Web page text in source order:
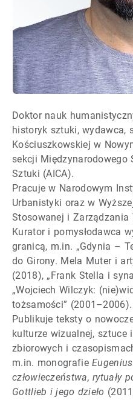
Doktor nauk
historyk sztuki, wydawca,
Kościuszkowskiej w
sekcji Międzynarodowego
Sztuki (AICA).
Pracuje w Narodowym
Urbanistyki oraz w
Stosowanej i Zarządzania
Kurator i pomysłodawca
granicą, m.in. „Gdynia –
do Girony. Mela Muter i
(2018), „Frank Stella i
„Wojciech Wilczyk:
tożsamości” (2001–2006).
Publikuje teksty o
kulturze wizualnej, sztuce
zbiorowych i
m.in. monografie
człowieczeństwa, rytuały
Gottlieb i jego dzieło